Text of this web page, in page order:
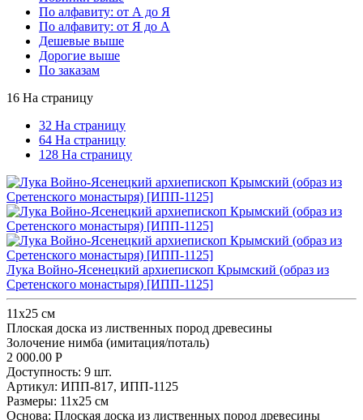
По алфавиту: от А до Я
По алфавиту: от Я до А
Дешевые выше
Дорогие выше
По заказам
16 На страницу
32 На страницу
64 На страницу
128 На страницу
Лука Войно-Ясенецкий архиепископ Крымский (образ из
Сретенского монастыря) [ИПП-1125]
11x25 см
Плоская доска из лиственных пород древесины
Золочение нимба (имитация/поталь)
2 000.00 Р
Доступность: 9 шт.
Артикул: ИПП-817, ИПП-1125
Размеры: 11x25 см
Основа: Плоская доска из лиственных пород древесины